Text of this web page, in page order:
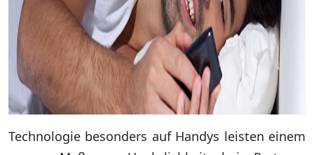
Technologie besonders auf Handys leisten einem